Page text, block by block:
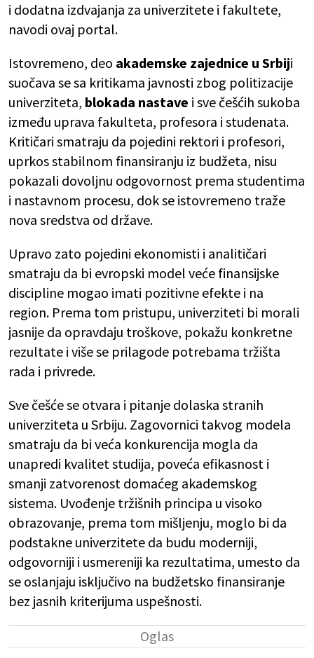
i dodatna izdvajanja za univerzitete i fakultete,
navodi ovaj portal.
Istovremeno, deo akademske zajednice u Srbiji
suočava se sa kritikama javnosti zbog politizacije
univerziteta, blokada nastave i sve češćih sukoba
između uprava fakulteta, profesora i studenata.
Kritičari smatraju da pojedini rektori i profesori,
uprkos stabilnom finansiranju iz budžeta, nisu
pokazali dovoljnu odgovornost prema studentima
i nastavnom procesu, dok se istovremeno traže
nova sredstva od države.
Upravo zato pojedini ekonomisti i analitičari
smatraju da bi evropski model veće finansijske
discipline mogao imati pozitivne efekte i na
region. Prema tom pristupu, univerziteti bi morali
jasnije da opravdaju troškove, pokažu konkretne
rezultate i više se prilagode potrebama tržišta
rada i privrede.
Sve češće se otvara i pitanje dolaska stranih
univerziteta u Srbiju. Zagovornici takvog modela
smatraju da bi veća konkurencija mogla da
unapredi kvalitet studija, poveća efikasnost i
smanji zatvorenost domaćeg akademskog
sistema. Uvođenje tržišnih principa u visoko
obrazovanje, prema tom mišljenju, moglo bi da
podstakne univerzitete da budu moderniji,
odgovorniji i usmereniji ka rezultatima, umesto da
se oslanjaju isključivo na budžetsko finansiranje
bez jasnih kriterijuma uspešnosti.